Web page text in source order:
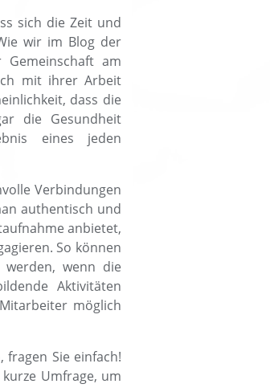
sich die Zeit und
wir im Blog der
am
mit ihrer Arbeit
dass die
die Gesundheit
eines jeden
Verbindungen
authentisch und
anbietet,
So können
werden, wenn die
Aktivitäten
möglich
Sie einfach!
Umfrage, um